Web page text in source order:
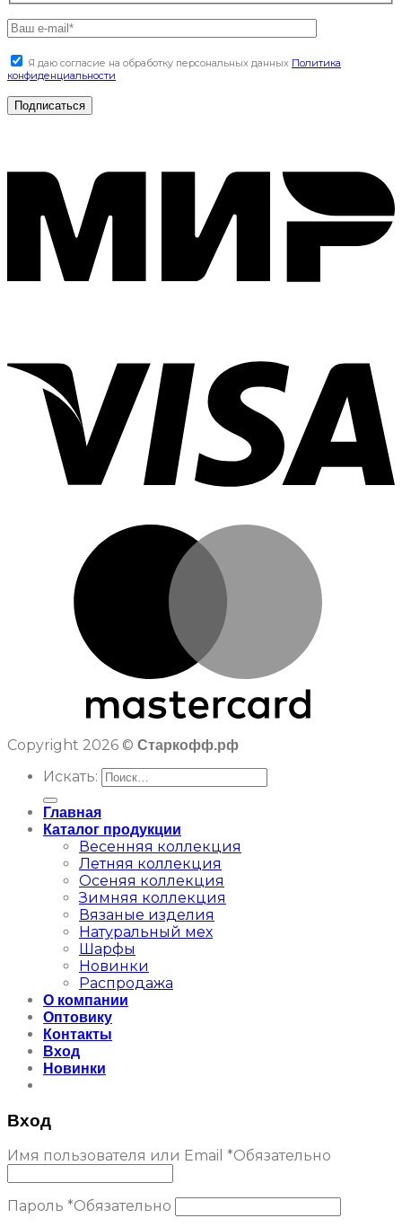
Я даю согласие на обработку персональных данных Политика
конфиденциальности
Copyright 2026 © Старкофф.рф
Искать:
Главная
Каталог продукции
Весенняя коллекция
Летняя коллекция
Осеняя коллекция
Зимняя коллекция
Вязаные изделия
Натуральный мех
Шарфы
Новинки
Распродажа
О компании
Оптовику
Контакты
Вход
Новинки
Вход
Имя пользователя или Email *Обязательно
Пароль *Обязательно